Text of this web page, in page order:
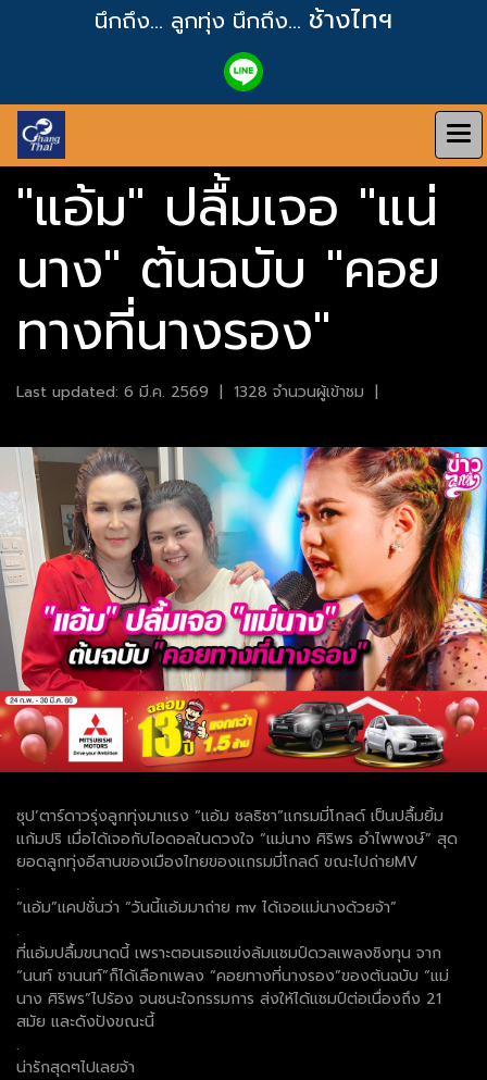
นึกถึง... ลูกทุ่ง นึกถึง... ช้างไทฯ
"แอ้ม" ปลื้มเจอ "แน่
นาง" ต้นฉบับ "คอย
ทางที่นางรอง"
Last updated: 6 มี.ค. 2569 | 1328 จำนวนผู้เข้าชม |
ซุป’ตาร์ดาวรุ่งลูกทุ่งมาแรง “แอ้ม ชลธิชา”แกรมมี่โกลด์ เป็นปลื้มยิ้ม
แก้มปริ เมื่อได้เจอกับไอดอลในดวงใจ “แม่นาง ศิริพร อำไพพงษ์” สุด
ยอดลูกทุ่งอีสานของเมืองไทยของแกรมมี่โกลด์ ขณะไปถ่ายMV
.
“แอ้ม”แคปชั่นว่า “วันนี้แอ้มมาถ่าย mv ได้เจอแม่นางด้วยจ้า”
.
ที่แอ้มปลื้มขนาดนี้ เพราะตอนเธอแข่งล้มแชมป์ดวลเพลงชิงทุน จาก
“นนท์ ชานนท์”ก็ได้เลือกเพลง “คอยทางที่นางรอง”ของต้นฉบับ “แม่
นาง ศิริพร”ไปร้อง จนชนะใจกรรมการ ส่งให้ได้แชมป์ต่อเนื่องถึง 21
สมัย และดังปังขณะนี้
.
น่ารักสุดๆไปเลยจ้า